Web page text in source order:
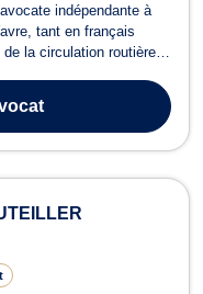
indépendante à
tant en français
la circulation routière
En droit de roulage et